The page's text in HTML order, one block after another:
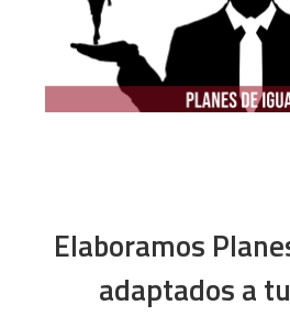
Elaboramos
adaptados a